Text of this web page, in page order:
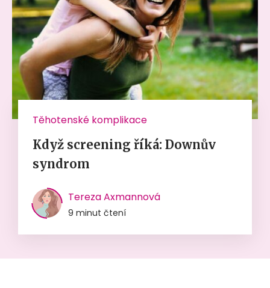
Těhotenské komplikace
Když screening říká: Downův
syndrom
Tereza Axmannová
9 minut čtení